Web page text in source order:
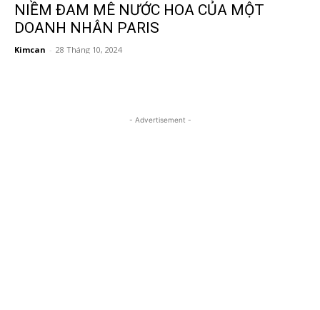
NIỀM ĐAM MÊ NƯỚC HOA CỦA MỘT
DOANH NHÂN PARIS
Kimcan - 28 Tháng 10, 2024
- Advertisement -